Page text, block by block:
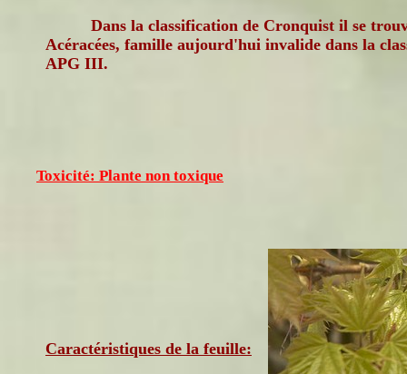
Dans la classification de Cronquist il se
Acéracées, famille aujourd'hui invalide dans la
APG III.
Toxicité: Plante non toxique
Caractéristiques de la feuille: